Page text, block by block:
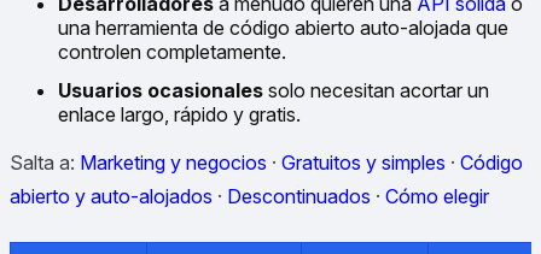
una herramienta de código abierto auto-alojada que
controlen completamente.
Usuarios ocasionales solo necesitan acortar un
enlace largo, rápido y gratis.
Salta a: Marketing y negocios · Gratuitos y simples · Código
abierto y auto-alojados · Descontinuados · Cómo elegir